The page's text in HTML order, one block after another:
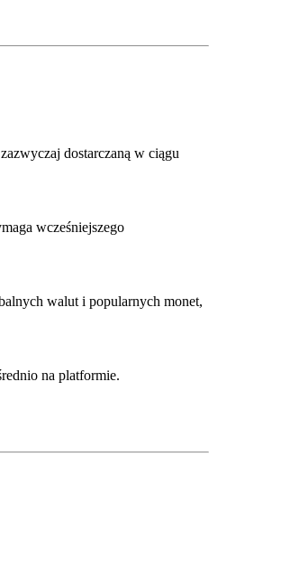
dostarczaną w ciągu
wcześniejszego
walut i popularnych monet,
na platformie.